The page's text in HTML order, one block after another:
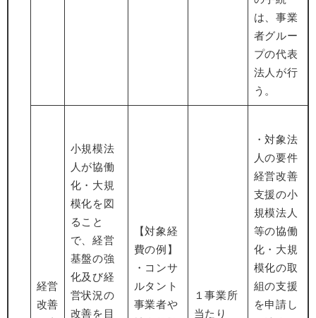
は、事業
者グルー
プの代表
法人が行
う。
経営
改善
小規模法
人が協働
化・大規
模化を図
ること
で、経営
基盤の強
化及び経
営状況の
改善を目
【対象経
費の例】
・コンサ
ルタント
事業者や
１事業所
当たり
・対象法
人の要件
経営改善
支援の小
規模法人
等の協働
化・大規
模化の取
組の支援
を申請し